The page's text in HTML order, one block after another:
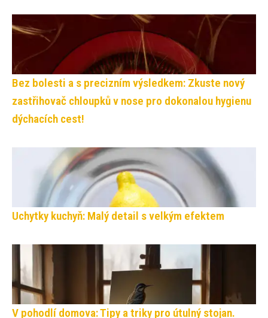
Bez bolesti a s precizním výsledkem: Zkuste nový
zastřihovač chloupků v nose pro dokonalou hygienu
dýchacích cest!
Uchytky kuchyň: Malý detail s velkým efektem
V pohodlí domova: Tipy a triky pro útulný stojan.